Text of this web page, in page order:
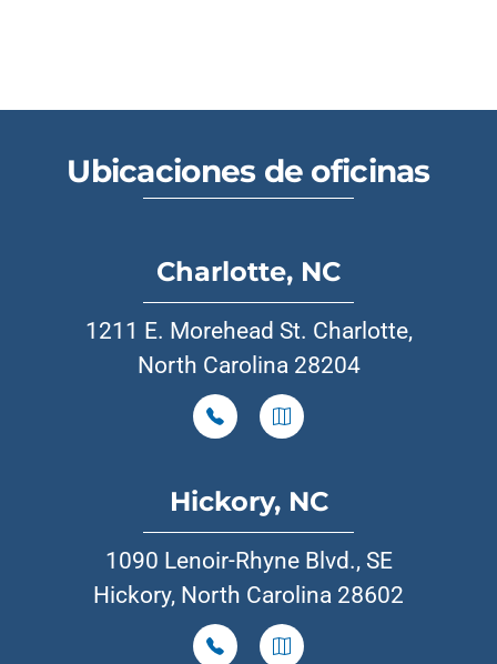
Ubicaciones de oficinas
Charlotte, NC
1211 E. Morehead St. Charlotte,
North Carolina 28204
Hickory, NC
1090 Lenoir-Rhyne Blvd., SE
Hickory, North Carolina 28602